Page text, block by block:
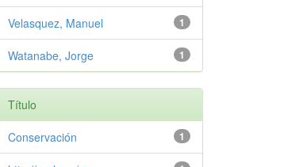
1
Velasquez, Manuel
1
Watanabe, Jorge
Título
1
Conservación